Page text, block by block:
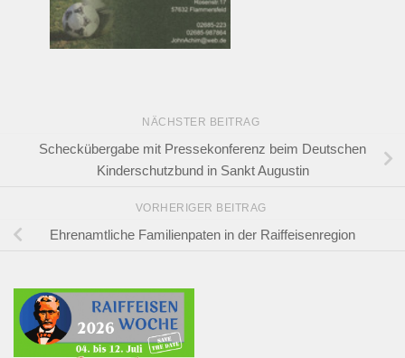
NÄCHSTER BEITRAG
Scheckübergabe mit Pressekonferenz beim Deutschen
Kinderschutzbund in Sankt Augustin
VORHERIGER BEITRAG
Ehrenamtliche Familienpaten in der Raiffeisenregion